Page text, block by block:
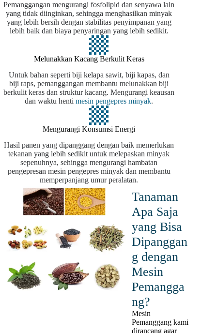
Pemanggangan mengurangi fosfolipid dan senyawa lain
yang tidak diinginkan, sehingga menghasilkan minyak
yang lebih bersih dengan stabilitas penyimpanan yang
lebih baik dan biaya penyaringan yang lebih sedikit.
Melunakkan Kacang Berkulit Keras
Untuk bahan seperti biji kelapa sawit, biji kapas, dan
biji raps, pemanggangan membantu melunakkan biji
berkulit keras dan struktur kacang. Mengurangi keausan
dan waktu hentimesin pengepres minyak.
Mengurangi Konsumsi Energi
Hasil panen yang dipanggang dengan baik memerlukan
tekanan yang lebih sedikit untuk melepaskan minyak
sepenuhnya, sehingga mengurangi hambatan
pengepresan mesin pengepres minyak dan membantu
memperpanjang umur peralatan.
Tanaman
Apa Saja
yang Bisa
Dipanggan
g dengan
Mesin
Pemangga
ng?
Mesin
Pemanggang kami
dirancang agar